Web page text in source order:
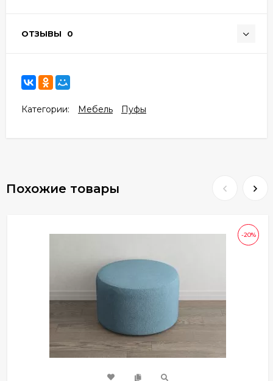
ОТЗЫВЫ 0
Категории: Мебель Пуфы
Похожие товары
-20%